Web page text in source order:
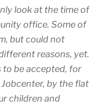
look at the time of
office. Some of
but could not
reasons, yet.
to be accepted, for
by the flat
children and